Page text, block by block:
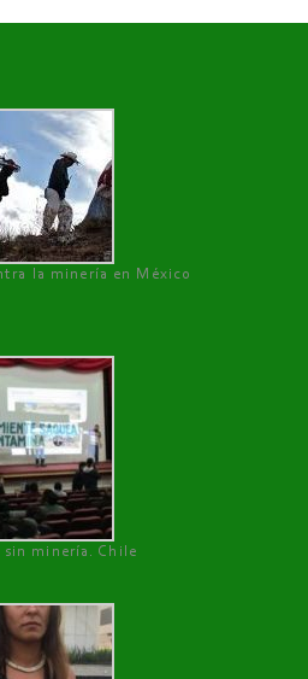
la minería en México
minería. Chile